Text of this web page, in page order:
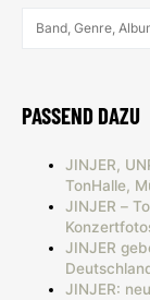
PASSEND DAZU
JINJER,
TonHalle,
JINJER –
JINJER
JINJER: